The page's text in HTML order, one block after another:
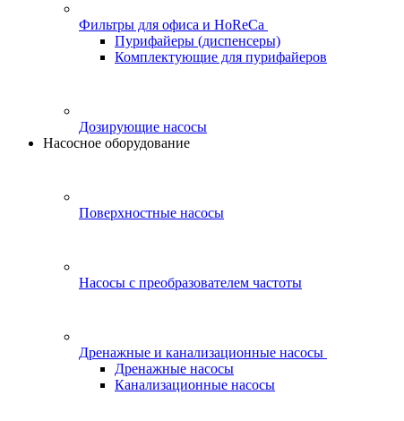
Фильтры для офиса и HoReCa
Пурифайеры (диспенсеры)
Комплектующие для пурифайеров
Дозирующие насосы
Насосное оборудование
Поверхностные насосы
Насосы с преобразователем частоты
Дренажные и канализационные насосы
Дренажные насосы
Канализационные насосы